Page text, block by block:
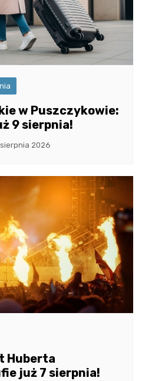
w Puszczykowie:
9 sierpnia!
2026
Huberta
już 7 sierpnia!